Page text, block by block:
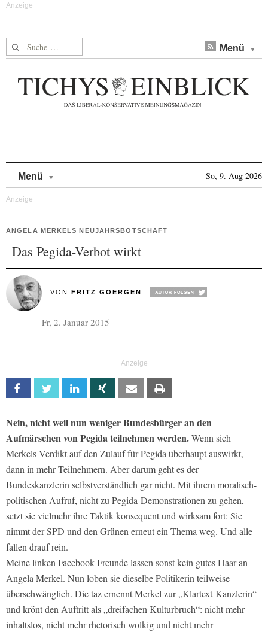
Suche nach: Menü
Menü So, 9. Aug 2026
ANGELA MERKELS NEUJAHRSBOTSCHAFT
Das Pegida-Verbot wirkt
VON FRITZ GOERGEN
Fr, 2. Januar 2015
Facebook Twitter Linkedin Xing Email
Nein, nicht weil nun weniger Bundesbürger an den
Aufmärschen von Pegida teilnehmen werden.Wenn sich
Merkels Verdikt auf den Zulauf für Pegida überhaupt auswirkt,
dann in mehr Teilnehmern. Aber darum geht es der
Bundeskanzlerin selbstverständlich gar nicht. Mit ihrem moralisch-
politischen Aufruf, nicht zu Pegida-Demonstrationen zu gehen,
setzt sie vielmehr ihre Taktik konsequent und wirksam fort: Sie
nimmt der SPD und den Grünen erneut ein Thema weg. Und alle
fallen drauf rein.
Meine linken Facebook-Freunde lassen sonst kein gutes Haar an
Angela Merkel. Nun loben sie dieselbe Politikerin teilweise
überschwänglich. Die taz ernennt Merkel zur „Klartext-Kanzlerin“
und krönt den Auftritt als „dreifachen Kulturbruch“: nicht mehr
inhaltslos, nicht mehr rhetorisch wolkig und nicht mehr